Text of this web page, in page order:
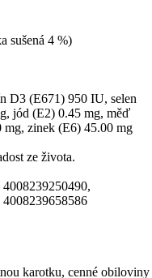
sušená 4 %)
D3 (E671) 950 IU, selen
jód (E2) 0.45 mg, měď
mg, zinek (E6) 45.00 mg
ze života.
karotku, cenné obiloviny